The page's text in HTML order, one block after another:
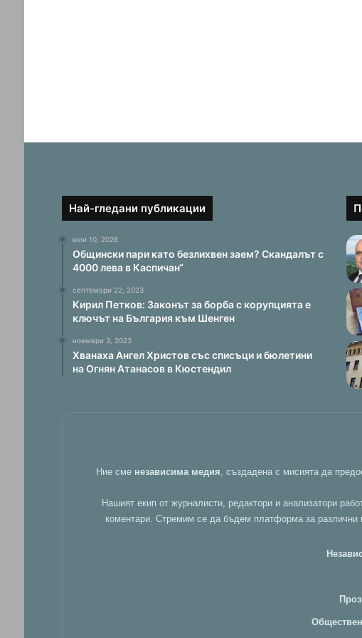
Най-гледани публикации
юли 10, 2026
Общински пари като безлихвен заем? Скандалът с
4000 лева в Каспичан“
септември 22, 2023
Кирил Петков: Законът за борба с корупцията е
ключът на България към Шенген
ноември 3, 2023
Хванаха Ангел Христов със списъци и бюлетини
на Огнян Атанасов в Кюстендил
Ние сме независима медия , създадена с мисията да
Нашият екип от журналисти, редактори и анализатори
коментари. Стремим се да бъдем платформа за различни